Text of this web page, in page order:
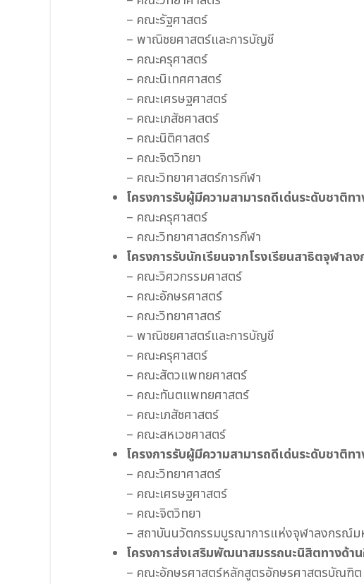
– คณะรัฐศาสตร์
– พาณิชยศาสตร์และการบัญชี
– คณะครุศาสตร์
– คณะนิเทศศาสตร์
– คณะเศรษฐศาสตร์
– คณะเภสัชศาสตร์
– คณะนิติศาสตร์
– คณะจิตวิทยา
– คณะวิทยาศาสตร์การกีฬา
โครงการรับผู้มีความสามารถดีเด่นระดับชาติ
– คณะครุศาสตร์
– คณะวิทยาศาสตร์การกีฬา
โครงการรับนักเรียนจากโรงเรียนสาธิตจุฬา
– คณะวิศวกรรมศาสตร์
– คณะอักษรศาสตร์
– คณะวิทยาศาสตร์
– พาณิชยศาสตร์และการบัญชี
– คณะครุศาสตร์
– คณะสัตวแพทยศาสตร์
– คณะทันตแพทยศาสตร์
– คณะเภสัชศาสตร์
– คณะสหเวชศาสตร์
โครงการรับผู้มีความสามารถดีเด่นระดับชาติท
– คณะวิทยาศาสตร์
– คณะเศรษฐศาสตร์
– คณะจิตวิทยา
– สถาบันนวัตกรรมบูรณาการแห่งจุฬาลงกรณ์ม
โครงการส่งเสริมพัฒนาสมรรถนะนิสิตทางด้า
– คณะอักษรศาสตร์หลักสูตรอักษรศาสตรบัณฑิต